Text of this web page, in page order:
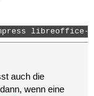
libreoffice-
auch die
wenn eine